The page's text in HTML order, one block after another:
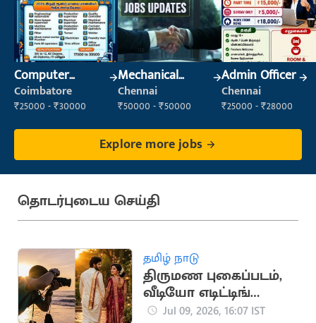
Computer
Operator
Coimbatore
₹25000 - ₹30000
Mechanical
Engineer
Chennai
₹50000 - ₹50000
Admin Officer
Chennai
₹25000 - ₹28000
Explore more jobs
தொடர்புடைய செய்தி
தமிழ் நாடு
திருமண புகைப்படம்,
வீடியோ எடிட்டிங்
பயிற்சி: தமிழக அரசு
Jul 09, 2026, 16:07 IST